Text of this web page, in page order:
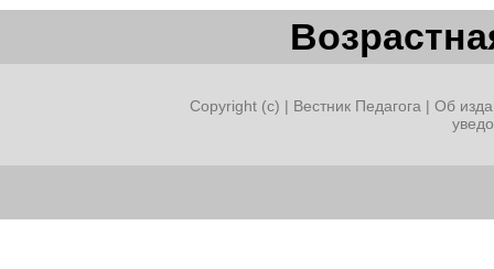
Copyright (c) | Вестник Педагога | Об